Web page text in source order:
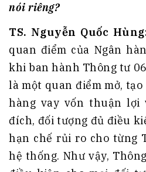
nói riêng?
TS. Nguyễn Quốc
quan điểm của Ngân
khi ban hành Thông tư
là một quan điểm mở,
hàng vay vốn thuận lợi
đích, đối tượng đủ điều
hạn chế rủi ro cho từng
hệ thống. Như vậy,